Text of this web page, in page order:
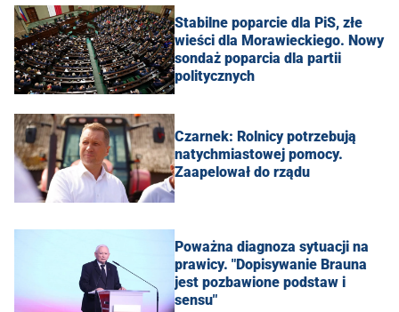
Stabilne poparcie dla PiS, złe
wieści dla Morawieckiego. Nowy
sondaż poparcia dla partii
politycznych
Czarnek: Rolnicy potrzebują
natychmiastowej pomocy.
Zaapelował do rządu
Poważna diagnoza sytuacji na
prawicy. "Dopisywanie Brauna
jest pozbawione podstaw i
sensu"